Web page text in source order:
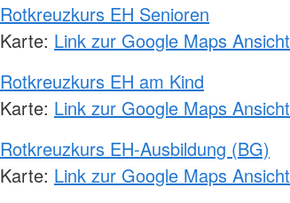
Rotkreuzkurs EH Senioren
Karte: Link zur Google Maps Ansicht
Rotkreuzkurs EH am Kind
Karte: Link zur Google Maps Ansicht
Rotkreuzkurs EH-Ausbildung (BG)
Karte: Link zur Google Maps Ansicht